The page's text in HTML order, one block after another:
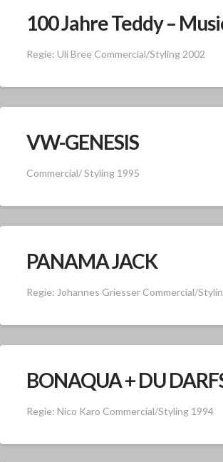
100 Jahre Teddy –
Regie: Uli Bree Commercial/Styling 2002
VW-GENESIS
Commercial/ Styling 1995
PANAMA JACK
Regie: Johannes Griesser Commercial/
BONAQUA + DU
Regie: Nico Karo Commercial/Styling 1994